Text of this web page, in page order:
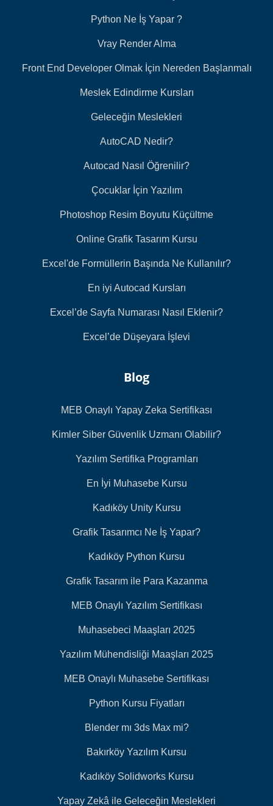
Python Ne İş Yapar ?
Vray Render Alma
Front End Developer Olmak İçin Nereden Başlanmalı
Meslek Edindirme Kursları
Geleceğin Meslekleri
AutoCAD Nedir?
Autocad Nasıl Öğrenilir?
Çocuklar İçin Yazılım
Photoshop Resim Boyutu Küçültme
Online Grafik Tasarım Kursu
Excel'de Formüllerin Başında Ne Kullanılır?
En iyi Autocad Kursları
Excel’de Sayfa Numarası Nasıl Eklenir?
Excel’de Düşeyara İşlevi
Blog
MEB Onaylı Yapay Zeka Sertifikası
Kimler Siber Güvenlik Uzmanı Olabilir?
Yazılım Sertifika Programları
En İyi Muhasebe Kursu
Kadıköy Unity Kursu
Grafik Tasarımcı Ne İş Yapar?
Kadıköy Python Kursu
Grafik Tasarım ile Para Kazanma
MEB Onaylı Yazılım Sertifikası
Muhasebeci Maaşları 2025
Yazılım Mühendisliği Maaşları 2025
MEB Onaylı Muhasebe Sertifikası
Python Kursu Fiyatları
Blender mı 3ds Max mi?
Bakırköy Yazılım Kursu
Kadıköy Solidworks Kursu
Yapay Zekâ ile Geleceğin Meslekleri